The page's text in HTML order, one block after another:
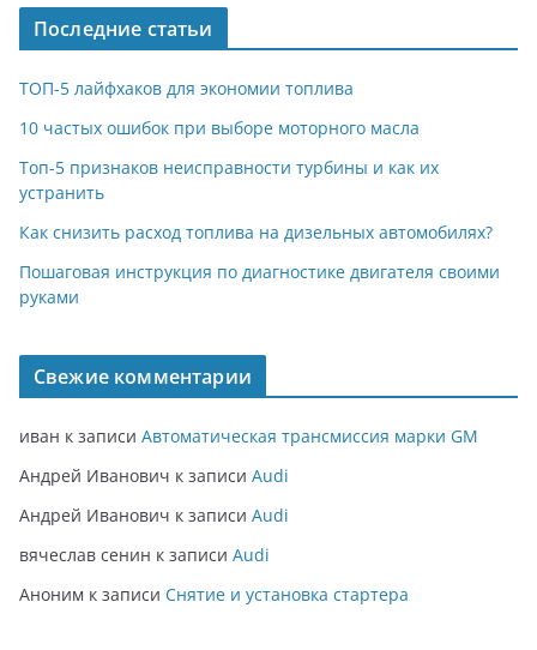
Последние статьи
ТОП-5 лайфхаков для экономии топлива
10 частых ошибок при выборе моторного масла
Топ-5 признаков неисправности турбины и как их
устранить
Как снизить расход топлива на дизельных автомобилях?
Пошаговая инструкция по диагностике двигателя своими
руками
Свежие комментарии
иван к записи Автоматическая трансмиссия марки GM
Андрей Иванович к записи Audi
Андрей Иванович к записи Audi
вячеслав сенин к записи Audi
Аноним к записи Снятие и установка стартера